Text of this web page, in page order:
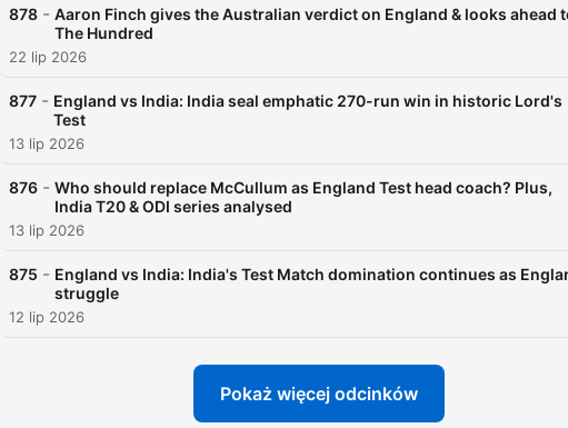
www.skysports.com/
atherton •You can listen to the
your smart speaker by
it to "play Sky Sports
cricket news, head to
email:
skysportspodcasts@sky.uk
878 - Aaron Finch gives the Australian verdict on England & looks ahead
The Hundred
22 lip 2026
877 - England vs India: India seal emphatic 270-run win in historic Lord's
Test
13 lip 2026
876 - Who should replace McCullum as England Test head coach? Plus,
India T20 & ODI series analysed
13 lip 2026
875 - England vs India: India's Test Match domination continues as
struggle
12 lip 2026
Pokaż więcej odcinków